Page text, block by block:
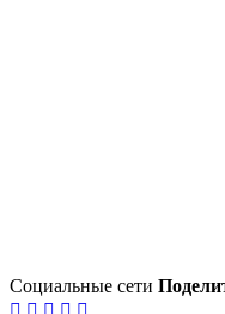
Социальные сети